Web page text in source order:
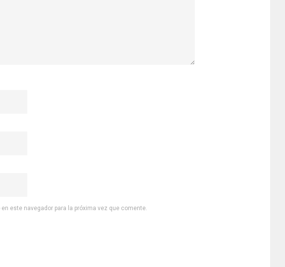
este navegador para la próxima vez que comente.